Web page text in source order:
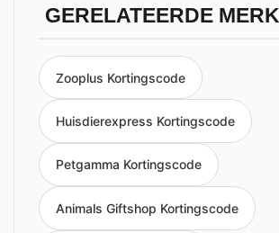
GERELATEERDE
Zooplus Kortingscode
Huisdierexpress Kortingscode
Petgamma Kortingscode
Animals Giftshop Kortingscode